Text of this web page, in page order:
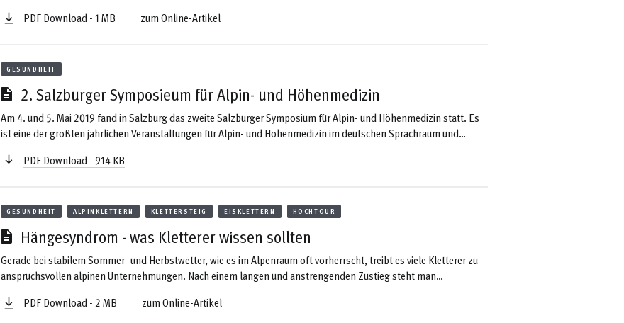
und hinsetzen, sodass ich den Gletscher wieder so sehe wie er sein sollte. Es war nur eine kleine Unachtsamkeit
PDF Download - 1 MB zum Online-Artikel
GESUNDHEIT
2. Salzburger Symposieum für Alpin- und Höhenmedizin
Am 4. und 5. Mai 2019 fand in Salzburg das zweite Salzburger Symposium für Alpin- und Höhenmedizin statt. Es
ist eine der größten jährlichen Veranstaltungen für Alpin- und Höhenmedizin im deutschen Sprachraum und
mit hochkarätigen Vorträgen und Workshops dem Thema „Alpinsport in allen Lebensaltern“. Wir gratulieren ...
PDF Download - 914 KB
GESUNDHEIT ALPINKLETTERN KLETTERSTEIG EISKLETTERN HOCHTOUR
Hängesyndrom - was Kletterer wissen sollten
Gerade bei stabilem Sommer- und Herbstwetter, wie es im Alpenraum oft vorherrscht, treibt es viele Kletterer zu
anspruchsvollen alpinen Unternehmungen. Nach einem langen und anstrengenden Zustieg steht man
Kombination mit strahlendem Sonnenschein und einer angenehmen, kühlen Brise lassen den Tag perfekt
PDF Download - 2 MB zum Online-Artikel